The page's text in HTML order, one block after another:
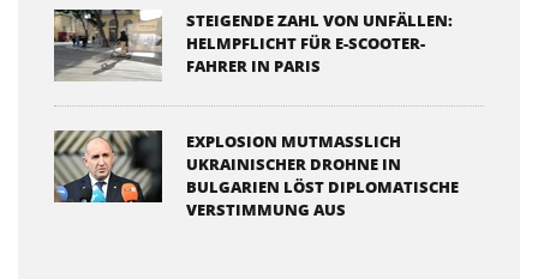
STEIGENDE ZAHL VON UNFÄLLEN:
HELMPFLICHT FÜR E-SCOOTER-
FAHRER IN PARIS
EXPLOSION MUTMASSLICH U
KRAINISCHER DROHNE IN B
ULGARIEN LÖST DIPLOMATISCHE V
ERSTIMMUNG AUS